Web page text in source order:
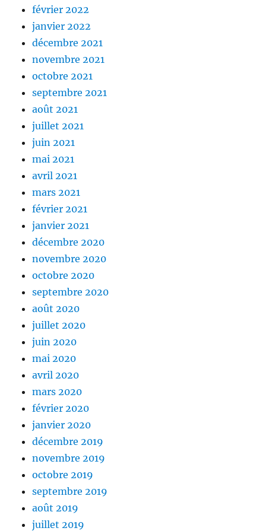
février 2022
janvier 2022
décembre 2021
novembre 2021
octobre 2021
septembre 2021
août 2021
juillet 2021
juin 2021
mai 2021
avril 2021
mars 2021
février 2021
janvier 2021
décembre 2020
novembre 2020
octobre 2020
septembre 2020
août 2020
juillet 2020
juin 2020
mai 2020
avril 2020
mars 2020
février 2020
janvier 2020
décembre 2019
novembre 2019
octobre 2019
septembre 2019
août 2019
juillet 2019